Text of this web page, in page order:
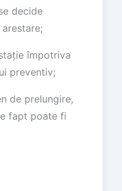
decide
împotriva
preventiv;
de prelungire,
fapt poate fi